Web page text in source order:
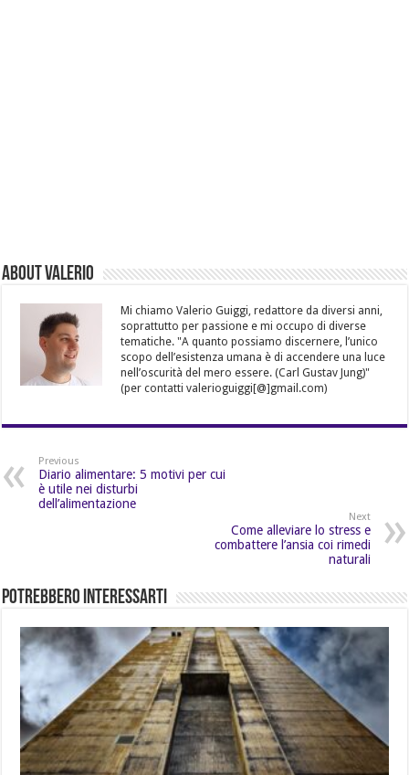
About Valerio
Mi chiamo Valerio Guiggi, redattore da diversi anni,
soprattutto per passione e mi occupo di diverse
tematiche. "A quanto possiamo discernere, l’unico
scopo dell’esistenza umana è di accendere una luce
nell’oscurità del mero essere. (Carl Gustav Jung)"
(per contatti valerioguiggi[@]gmail.com)
Previous
Diario alimentare: 5 motivi per cui
è utile nei disturbi
dell’alimentazione
Next
Come alleviare lo stress e
combattere l’ansia coi rimedi
naturali
Potrebbero Interessarti